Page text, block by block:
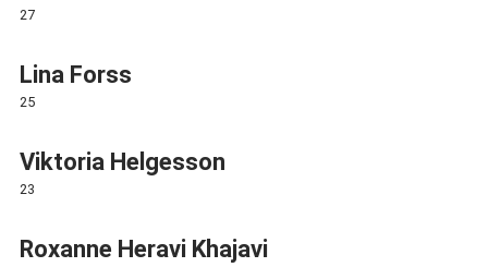
27
Lina Forss
25
Viktoria Helgesson
23
Roxanne Heravi Khajavi